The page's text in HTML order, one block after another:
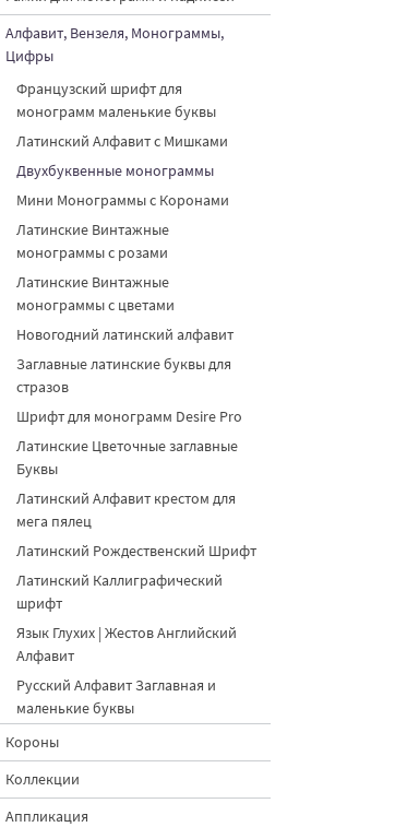
Алфавит, Вензеля, Монограммы,
Цифры
Французский шрифт для
монограмм маленькие буквы
Латинский Алфавит с Мишками
Двухбуквенные монограммы
Мини Монограммы с Коронами
Латинские Винтажные
монограммы с розами
Латинские Винтажные
монограммы с цветами
Новогодний латинский алфавит
Заглавные латинские буквы для
стразов
Шрифт для монограмм Desire Pro
Латинские Цветочные заглавные
Буквы
Латинский Алфавит крестом для
мега пялец
Латинский Рождественский Шрифт
Латинский Каллиграфический
шрифт
Язык Глухих | Жестов Английский
Алфавит
Русский Алфавит Заглавная и
маленькие буквы
Короны
Коллекции
Аппликация